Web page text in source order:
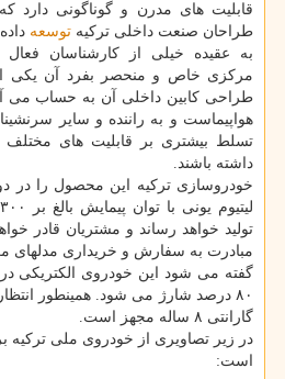
قابلیت های مدرن و گوناگونی
طراحان صنعت داخلی تركیه توسعه
به عقیده خیلی از كارشناسان
مركزی خاص و منحصر بفرد آن یكی
طراحی كابین داخلی آن به حساب می
هواپیماست و به راننده و سایر
تسلط بیشتری بر قابلیت های
داشته باشند.
خودروسازی تركیه این محصول را در
تولید خواهد رساند و مشتریان قادر
مبادرت به سفارش و خریداری مدلهای
۸۰ درصد شارژ می شود. همینطور
گارانتی ۸ ساله مجهز است.
در زیر تصاویری از خودروی ملی تركیه
است: